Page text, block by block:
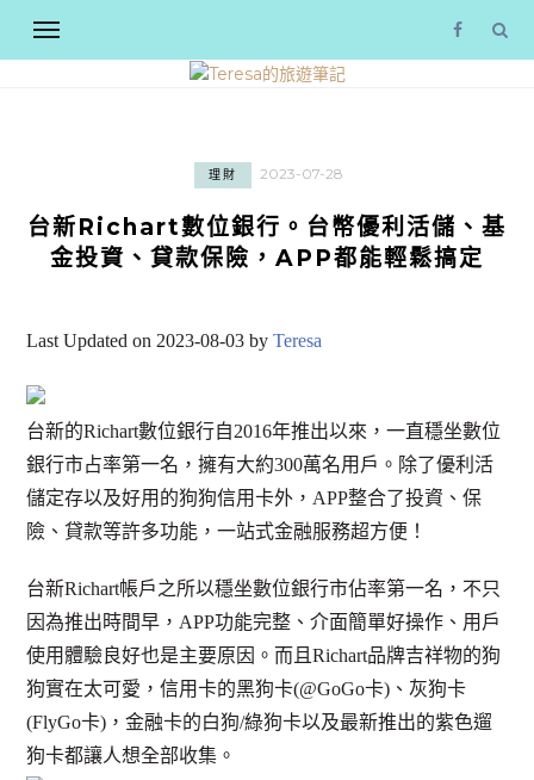
理財 2023-07-28
台新Richart數位銀行。台幣優利活儲、基
金投資、貸款保險，APP都能輕鬆搞定
Last Updated on 2023-08-03 byTeresa
台新的Richart數位銀行自2016年推出以來，一直穩坐數位
銀行市占率第一名，擁有大約300萬名用戶。除了優利活
儲定存以及好用的狗狗信用卡外，APP整合了投資、保
險、貸款等許多功能，一站式金融服務超方便！
台新Richart帳戶之所以穩坐數位銀行市佔率第一名，不只
因為推出時間早，APP功能完整、介面簡單好操作、用戶
使用體驗良好也是主要原因。而且Richart品牌吉祥物的狗
狗實在太可愛，信用卡的黑狗卡(@GoGo卡)、灰狗卡
(FlyGo卡)，金融卡的白狗/綠狗卡以及最新推出的紫色遛
狗卡都讓人想全部收集。